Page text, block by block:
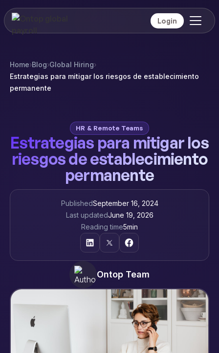
Login
Home›Blog›Global Hiring›
Estrategias para mitigar los riesgos de establecimiento
permanente
HR & Remote Teams
Estrategias para mitigar los
riesgos de establecimiento
permanente
PublishedSeptember 16, 2024
Last updatedJune 19, 2026
Reading time5min
Ontop Team